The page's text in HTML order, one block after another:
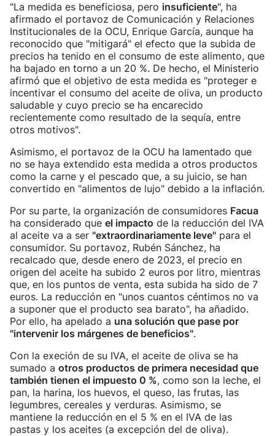
"La medida es beneficiosa, pero insuficiente", ha
afirmado el portavoz de Comunicación y Relaciones
Institucionales de la OCU, Enrique García, aunque ha
reconocido que "mitigará" el efecto que la subida de
precios ha tenido en el consumo de este alimento, que
ha bajado en torno a un 20 %. De hecho, el Ministerio
afirmó que el objetivo de esta medida es "proteger e
incentivar el consumo del aceite de oliva, un producto
saludable y cuyo precio se ha encarecido
recientemente como resultado de la sequía, entre
otros motivos".
Asimismo, el portavoz de la OCU ha lamentado que
no se haya extendido esta medida a otros productos
como la carne y el pescado que, a su juicio, se han
convertido en "alimentos de lujo" debido a la inflación.
Por su parte, la organización de consumidores Facua
ha considerado que el impacto de la reducción del IVA
al aceite va a ser "extraordinariamente leve" para el
consumidor. Su portavoz, Rubén Sánchez, ha
recalcado que, desde enero de 2023, el precio en
origen del aceite ha subido 2 euros por litro, mientras
que, en los puntos de venta, esta subida ha sido de 7
euros. La reducción en "unos cuantos céntimos no va
a suponer que el producto sea barato", ha añadido.
Por ello, ha apelado a una solución que pase por
"intervenir los márgenes de beneficios".
Con la execión de su IVA, el aceite de oliva se ha
sumado a otros productos de primera necesidad que
también tienen el impuesto 0 %, como son la leche, el
pan, la harina, los huevos, el queso, las frutas, las
legumbres, cereales y verduras. Asimismo, se
mantiene la reducción en el 5 % en el IVA de las
pastas y los aceites (a excepción del de oliva).